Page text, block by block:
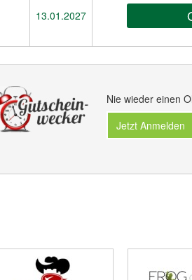
13.01.2027
Nie wieder einen
Jetzt Anmelden